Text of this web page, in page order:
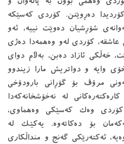
ده‌ڕوێنن. کۆردی که‌سێکه‌
شۆڕشیان ده‌وێت نییه‌، ئه‌و
عاشقه‌، کۆردی له‌و وه‌همه‌دا ده‌ژی
خه‌ڵکی ئازاد ده‌بن، به‌ڵام دوای
وایه‌ و دواتریش مارا زیندوو
مرۆڤ بۆ گۆڕانی بارودۆخی
له‌ نه‌خۆشخانه‌که‌دا
کۆردی وه‌ک که‌سێکی وه‌هماوی،
بۆ ده‌کاته‌وه‌. یه‌کێک له‌
ئه‌کته‌رێکی گه‌نج و منداڵکاری